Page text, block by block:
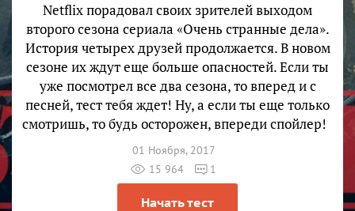
Netflix порадовал своих зрителей выходом
второго сезона сериала «Очень странные дела».
История четырех друзей продолжается. В новом
сезоне их ждут еще больше опасностей. Если ты
уже посмотрел все два сезона, то вперед и с
песней, тест тебя ждет! Ну, а если ты еще только
смотришь, то будь осторожен, впереди спойлер!
01 Ноября, 2017
15 964
1
Начать тест